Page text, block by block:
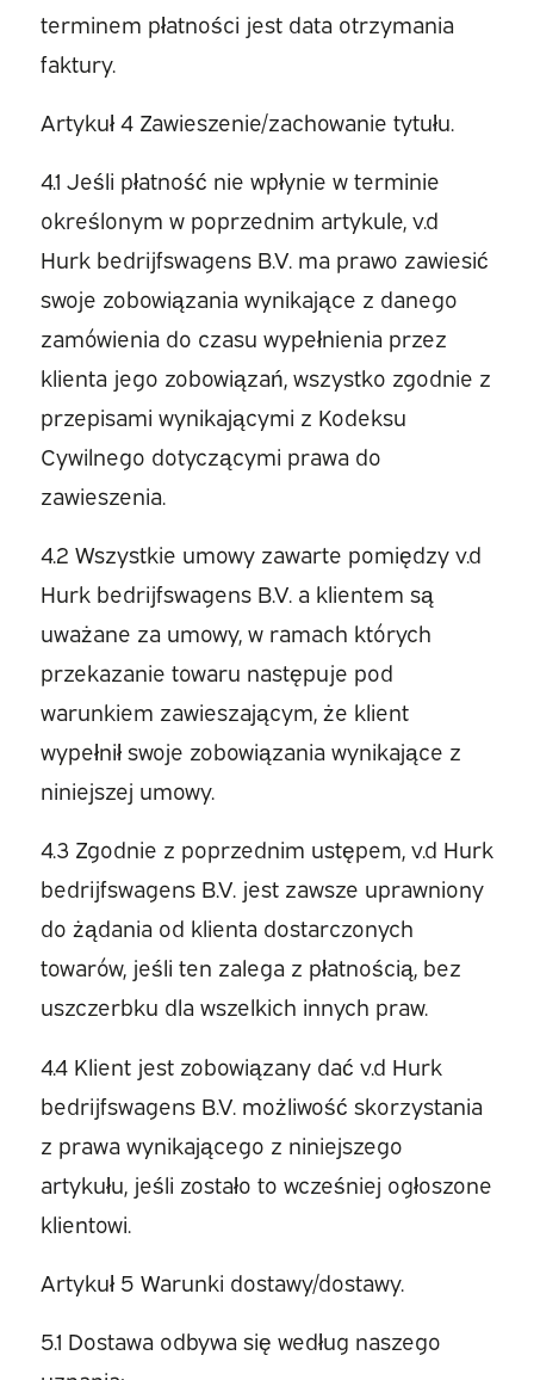
terminem płatności jest data otrzymania
faktury.
Artykuł 4 Zawieszenie/zachowanie tytułu.
4.1 Jeśli płatność nie wpłynie w terminie
określonym w poprzednim artykule, v.d
Hurk bedrijfswagens B.V. ma prawo zawiesić
swoje zobowiązania wynikające z danego
zamówienia do czasu wypełnienia przez
klienta jego zobowiązań, wszystko zgodnie z
przepisami wynikającymi z Kodeksu
Cywilnego dotyczącymi prawa do
zawieszenia.
4.2 Wszystkie umowy zawarte pomiędzy v.d
Hurk bedrijfswagens B.V. a klientem są
uważane za umowy, w ramach których
przekazanie towaru następuje pod
warunkiem zawieszającym, że klient
wypełnił swoje zobowiązania wynikające z
niniejszej umowy.
4.3 Zgodnie z poprzednim ustępem, v.d Hurk
bedrijfswagens B.V. jest zawsze uprawniony
do żądania od klienta dostarczonych
towarów, jeśli ten zalega z płatnością, bez
uszczerbku dla wszelkich innych praw.
4.4 Klient jest zobowiązany dać v.d Hurk
bedrijfswagens B.V. możliwość skorzystania
z prawa wynikającego z niniejszego
artykułu, jeśli zostało to wcześniej ogłoszone
klientowi.
Artykuł 5 Warunki dostawy/dostawy.
5.1 Dostawa odbywa się według naszego